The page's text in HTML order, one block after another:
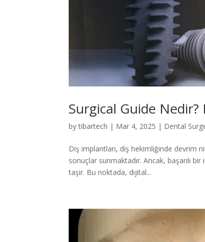
Surgical Guide
bytibartech | Mar 4, 2025 | Dental
Diş implantları, diş hekimliğinde devrim
sonuçlar sunmaktadır. Ancak, başarılı
taşır. Bu noktada, dijital...